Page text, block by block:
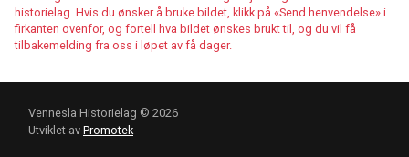
historielag. Hvis du ønsker å bruke bildet, klikk på «Send henvendelse» i
firkanten ovenfor, og fortell hva bildet ønskes brukt til, og du vil få
tilbakemelding fra oss i løpet av få dager.
Vennesla Historielag © 2026
Utviklet av Promotek